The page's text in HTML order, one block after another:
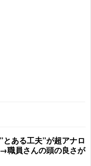
ある工夫”が超アナロ
職員さんの頭の良さが